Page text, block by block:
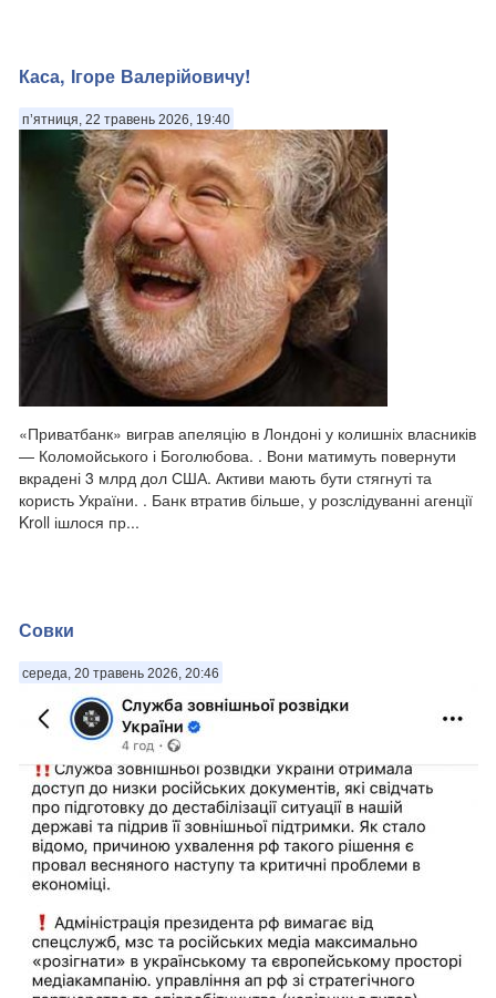
Каса, Ігоре Валерійовичу!
п’ятниця, 22 травень 2026, 19:40
«Приватбанк» виграв апеляцію в Лондоні у колишніх власників
— Коломойського і Боголюбова. . Вони матимуть повернути
вкрадені 3 млрд дол США. Активи мають бути стягнуті та
користь України. . Банк втратив більше, у розслідуванні агенції
Kroll ішлося пр...
Совки
середа, 20 травень 2026, 20:46